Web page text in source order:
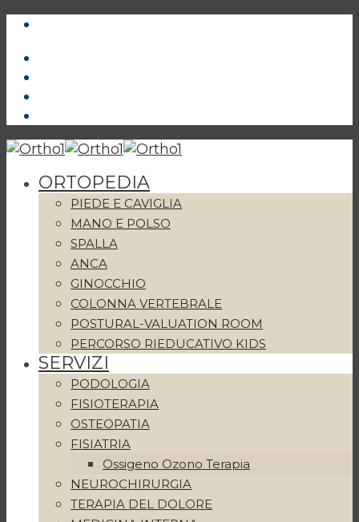
ORTOPEDIA
PIEDE E CAVIGLIA
MANO E POLSO
SPALLA
ANCA
GINOCCHIO
COLONNA VERTEBRALE
POSTURAL-VALUATION ROOM
PERCORSO RIEDUCATIVO KIDS
SERVIZI
PODOLOGIA
FISIOTERAPIA
OSTEOPATIA
FISIATRIA
Ossigeno Ozono Terapia
NEUROCHIRURGIA
TERAPIA DEL DOLORE